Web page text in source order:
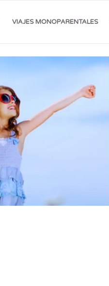
VIAJES MONOPARENTALES